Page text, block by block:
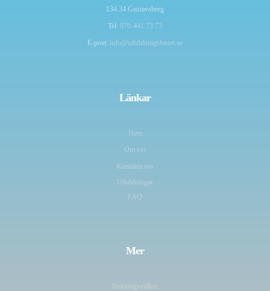
134 34 Gustavsberg
Tel: 070-441 73 73
E-post: info@utbildningshuset.se
Länkar
Hem
Om oss
Kontakta oss
Utbildningar
FAQ
Mer
Bokningsvillkor